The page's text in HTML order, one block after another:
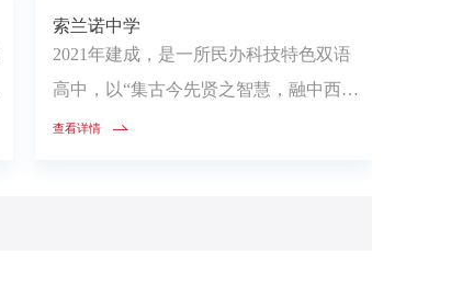
索兰诺中学
2021年建成，是一所民办科技特色双语
高中，以“集古今先贤之智慧，融中西教
育之所长”为办学思想，一线...
查看详情